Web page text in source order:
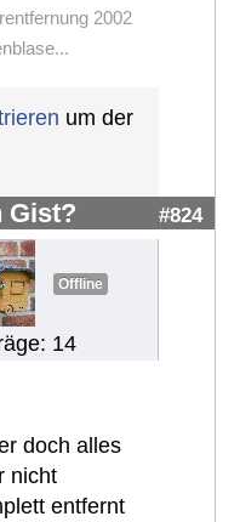
2002
um der
Gist? #824
Offline
14
doch alles
nicht
entfernt